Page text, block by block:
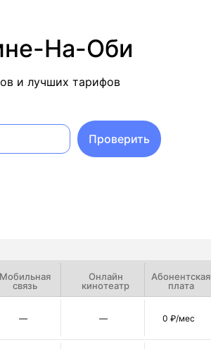
На-Оби
и лучших тарифов
Проверить
Мобильная
связь
Онлайн
кинотеатр
Абонентская
плата
— — 0 ₽/мес